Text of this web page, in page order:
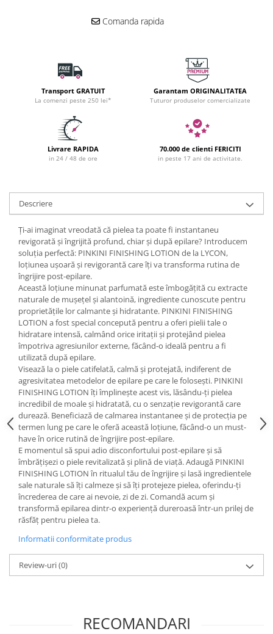
Comanda rapida
Transport GRATUIT
La comenzi peste 250 lei*
Garantam ORIGINALITATEA
Tuturor produselor comercializate
Livrare RAPIDA
in 24 / 48 de ore
70.000 de clienti FERICITI
in peste 17 ani de activitate.
Descriere
Ți-ai imaginat vreodată că pielea ta poate fi instantaneu
revigorată și îngrijită profund, chiar și după epilare? Introducem
soluția perfectă: PINKINI FINISHING LOTION de la LYCON,
loțiunea ușoară și revigorantă care îți va transforma rutina de
îngrijire post-epilare.
Această loțiune minunat parfumată este îmbogățită cu extracte
naturale de mușețel și alantoină, ingrediente cunoscute pentru
proprietățile lor calmante și hidratante. PINKINI FINISHING
LOTION a fost special concepută pentru a oferi pielii tale o
hidratare intensă, calmând orice iritații și protejând pielea
împotriva agresiunilor externe, făcând-o ideală pentru a fi
utilizată după epilare.
Visează la o piele catifelată, calmă și protejată, indiferent de
agresivitatea metodelor de epilare pe care le folosești. PINKINI
FINISHING LOTION îți împlinește acest vis, lăsându-ți pielea
incredibil de moale și hidratată, cu o senzație revigorantă care
durează. Beneficiază de calmarea instantanee și de protecția pe
termen lung pe care le oferă această loțiune, făcând-o un must-
have în orice rutină de îngrijire post-epilare.
E momentul să spui adio disconfortului post-epilare și să
îmbrățișezi o piele revitalizată și plină de viață. Adaugă PINKINI
FINISHING LOTION în ritualul tău de îngrijire și lasă ingredientele
sale naturale să îți calmeze și să îți protejeze pielea, oferindu-ți
încrederea de care ai nevoie, zi de zi. Comandă acum și
transformă epilarea dintr-o experiență dureroasă într-un prilej de
răsfăț pentru pielea ta.
Informatii conformitate produs
Review-uri(0)
RECOMANDARI